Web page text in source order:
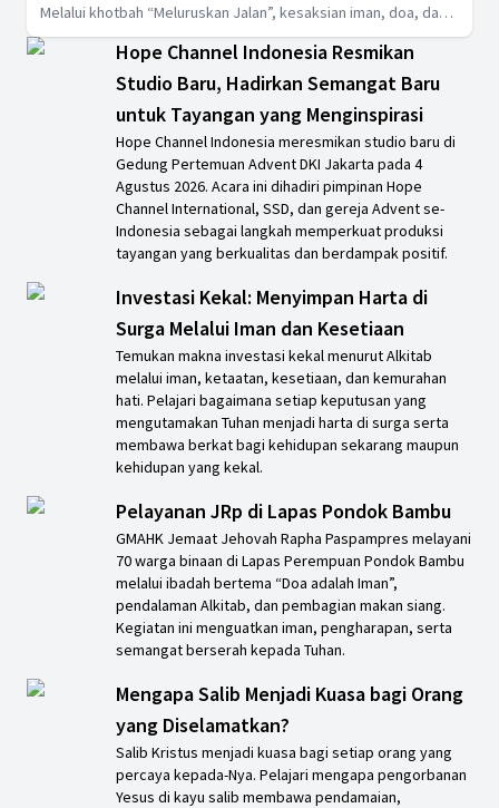
Melalui khotbah “Meluruskan Jalan”, kesaksian iman, doa, dan
pembagian makan siang, ibadah ini menguatkan harapan serta
mengajak jemaat untuk percaya penuh kepada Tuhan.
Hope Channel Indonesia Resmikan
Studio Baru, Hadirkan Semangat Baru
untuk Tayangan yang Menginspirasi
Hope Channel Indonesia meresmikan studio baru di
Gedung Pertemuan Advent DKI Jakarta pada 4
Agustus 2026. Acara ini dihadiri pimpinan Hope
Channel International, SSD, dan gereja Advent se-
Indonesia sebagai langkah memperkuat produksi
tayangan yang berkualitas dan berdampak positif.
Investasi Kekal: Menyimpan Harta di
Surga Melalui Iman dan Kesetiaan
Temukan makna investasi kekal menurut Alkitab
melalui iman, ketaatan, kesetiaan, dan kemurahan
hati. Pelajari bagaimana setiap keputusan yang
mengutamakan Tuhan menjadi harta di surga serta
membawa berkat bagi kehidupan sekarang maupun
kehidupan yang kekal.
Pelayanan JRp di Lapas Pondok Bambu
GMAHK Jemaat Jehovah Rapha Paspampres melayani
70 warga binaan di Lapas Perempuan Pondok Bambu
melalui ibadah bertema “Doa adalah Iman”,
pendalaman Alkitab, dan pembagian makan siang.
Kegiatan ini menguatkan iman, pengharapan, serta
semangat berserah kepada Tuhan.
Mengapa Salib Menjadi Kuasa bagi Orang
yang Diselamatkan?
Salib Kristus menjadi kuasa bagi setiap orang yang
percaya kepada-Nya. Pelajari mengapa pengorbanan
Yesus di kayu salib membawa pendamaian,